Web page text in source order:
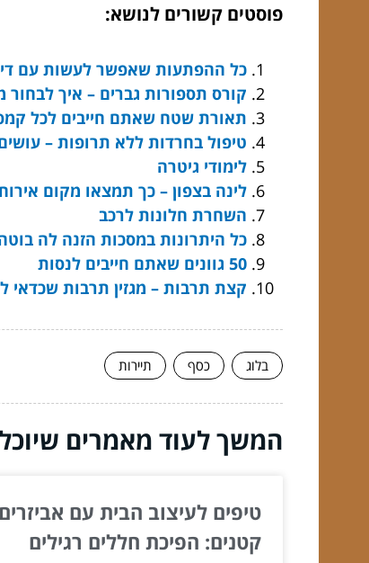
פוסטים קשורים לנושא:
כל ההפתעות שאפשר לעשות עם
קורס תספורות גברים – איך לבחור
תאורת שטח שאתם חייבים לכל
טיפול בחרדות ללא תרופות – עושים
לימודי גיטרה
לינה בצפון – כך תמצאו מקום
השחרת חלונות לרכב
כל היתרונות במסכות הזנה לה
50 גוונים שאתם חייבים לנסות
קצת תרבות – מגזין תרבות שכדאי
בלוג כסף תיירות
המשך לעוד מאמרים
טיפים לעיצוב הבית עם אביזרים
קטנים: הפיכת חללים רגילים